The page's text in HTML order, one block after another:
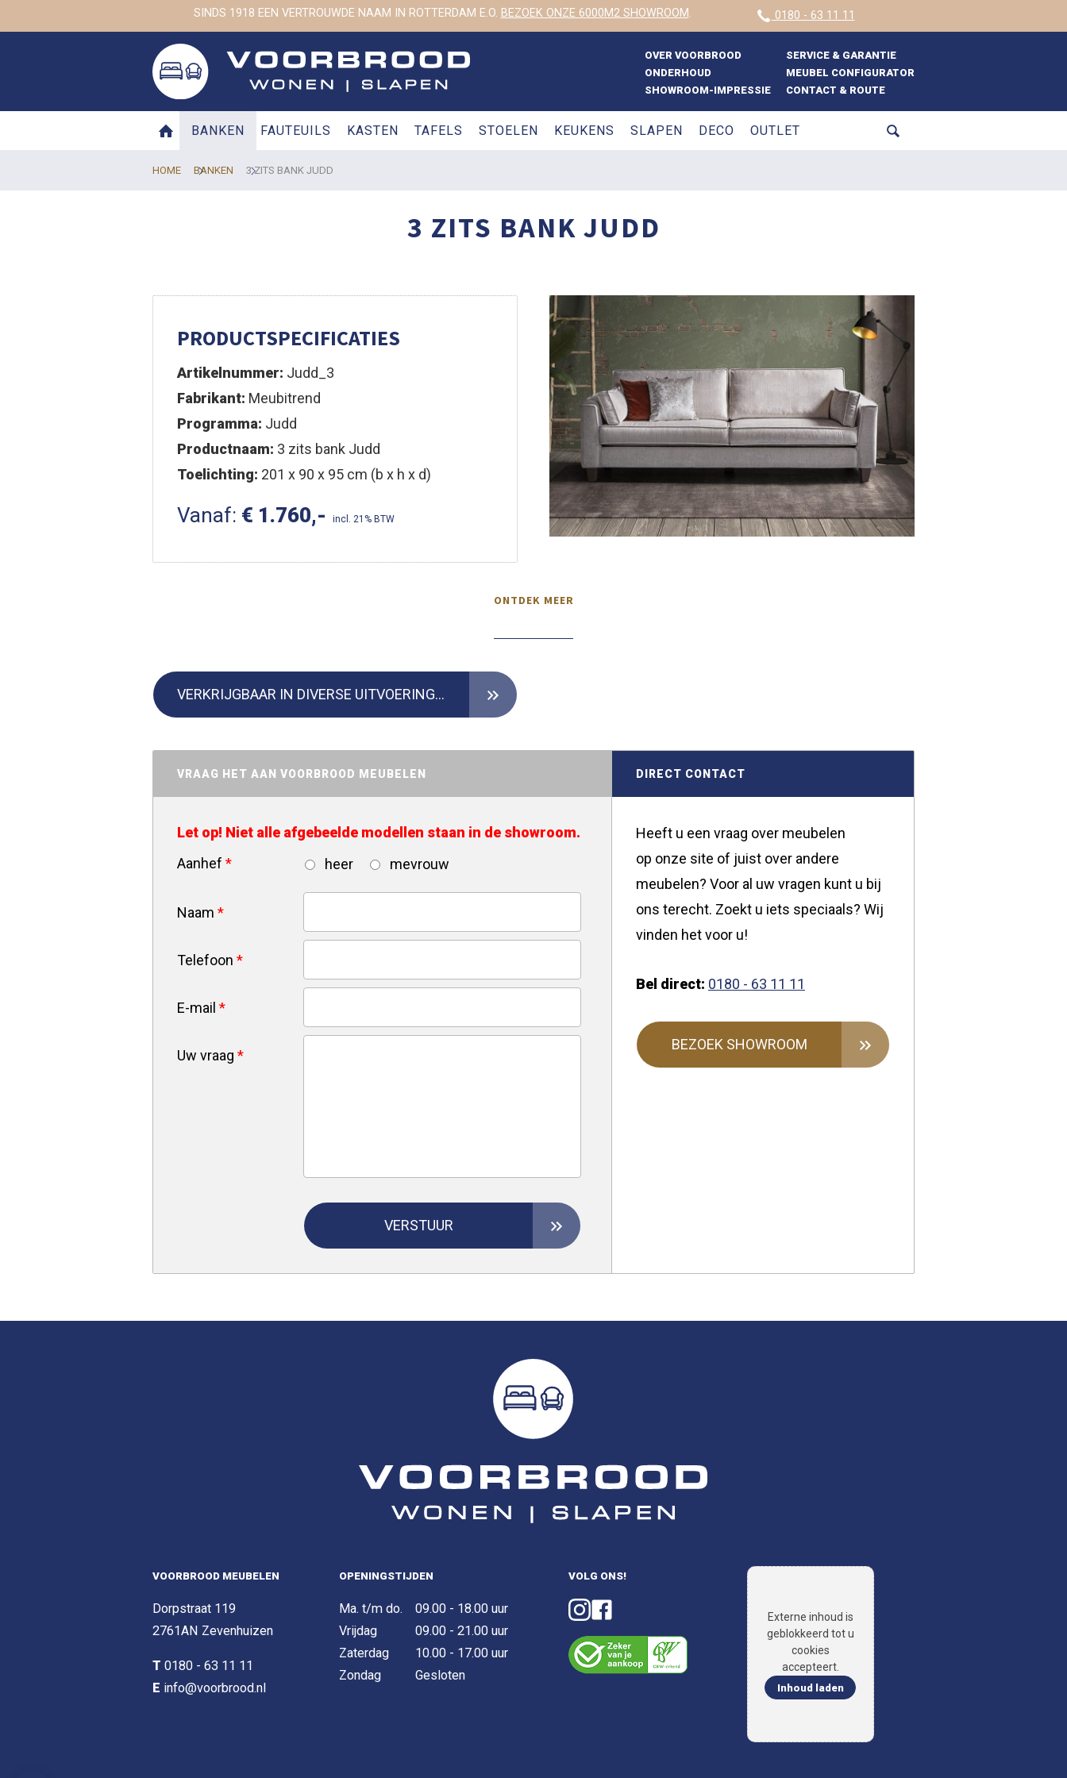
SINDS 1918 EEN VERTROUWDE NAAM IN ROTTERDAM E.O. BEZOEK ONZE 6000M2 SHOWROOM. 0180 - 63 11 11
OVER VOORBROOD
SERVICE & GARANTIE
ONDERHOUD
MEUBEL CONFIGURATOR
SHOWROOM-IMPRESSIE
CONTACT & ROUTE
BANKEN FAUTEUILS KASTEN TAFELS STOELEN KEUKENS SLAPEN DECO OUTLET
HOME BANKEN 3 ZITS BANK JUDD
3 ZITS BANK JUDD
PRODUCTSPECIFICATIES
Artikelnummer: Judd_3
Fabrikant: Meubitrend
Programma: Judd
Productnaam: 3 zits bank Judd
Toelichting: 201 x 90 x 95 cm (b x h x d)
Vanaf: € 1.760,- incl. 21% BTW
ONTDEK MEER
VERKRIJGBAAR IN DIVERSE UITVOERINGEN
VRAAG HET AAN VOORBROOD MEUBELEN
Let op! Niet alle afgebeelde modellen staan in de showroom.
Aanhef * heer mevrouw
Naam *
Telefoon *
E-mail *
Uw vraag *
VERSTUUR
DIRECT CONTACT
Heeft u een vraag over meubelen
op onze site of juist over andere
meubelen? Voor al uw vragen kunt u bij
ons terecht. Zoekt u iets speciaals? Wij
vinden het voor u!
Bel direct: 0180 - 63 11 11
BEZOEK SHOWROOM
VOORBROOD MEUBELEN
Dorpstraat 119
2761AN Zevenhuizen
T 0180 - 63 11 11
E info@voorbrood.nl
OPENINGSTIJDEN
Ma. t/m do.
09.00 - 18.00 uur
Vrijdag
09.00 - 21.00 uur
Zaterdag
10.00 - 17.00 uur
Zondag
Gesloten
VOLG ONS!
Externe inhoud is
geblokkeerd tot u
cookies
accepteert.
Inhoud laden